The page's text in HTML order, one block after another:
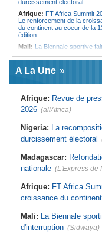
durcissement électoral
Afrique: FT Africa Summit
Le renforcement de la
du continent au coeur de la
édition
Mali: La Biennale sportive
Afrique de l'Ouest:
financier régional - Un bon
revendique un redressement
financier du fonds
nature - Le procureur du TGI
Pikine-Guédiawaye interjette
de l'ordonnance de non-lieu
Sénégal:FERA - Priorité à
l'économie de la préservation,
Cheikh Dieng décline sa
Sénégal:
Cheikh Dieng
axes prioritaires pour
Fonds d'entretien routier
A La Une
Afrique: Revue de
2026 (allAfrica)
Nigeria: La
durcissement électoral
Madagascar:
nationale (L'Express de
Afrique: FT Africa
croissance du
Mali: La Biennale
d'interruption (Sidwaya)